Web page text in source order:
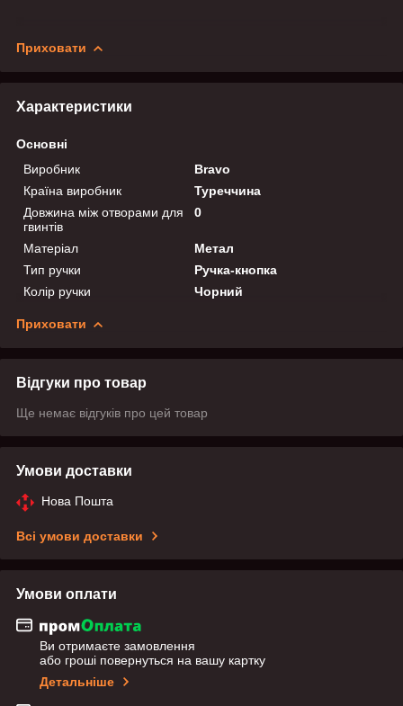
Приховати
Характеристики
Основні
Виробник
Bravo
Країна виробник
Туреччина
Довжина між отворами для
гвинтів
0
Матеріал
Метал
Тип ручки
Ручка-кнопка
Колір ручки
Чорний
Приховати
Відгуки про товар
Ще немає відгуків про цей товар
Умови доставки
Нова Пошта
Всі умови доставки
Умови оплати
Ви отримаєте замовлення
або гроші повернуться на вашу картку
Детальніше